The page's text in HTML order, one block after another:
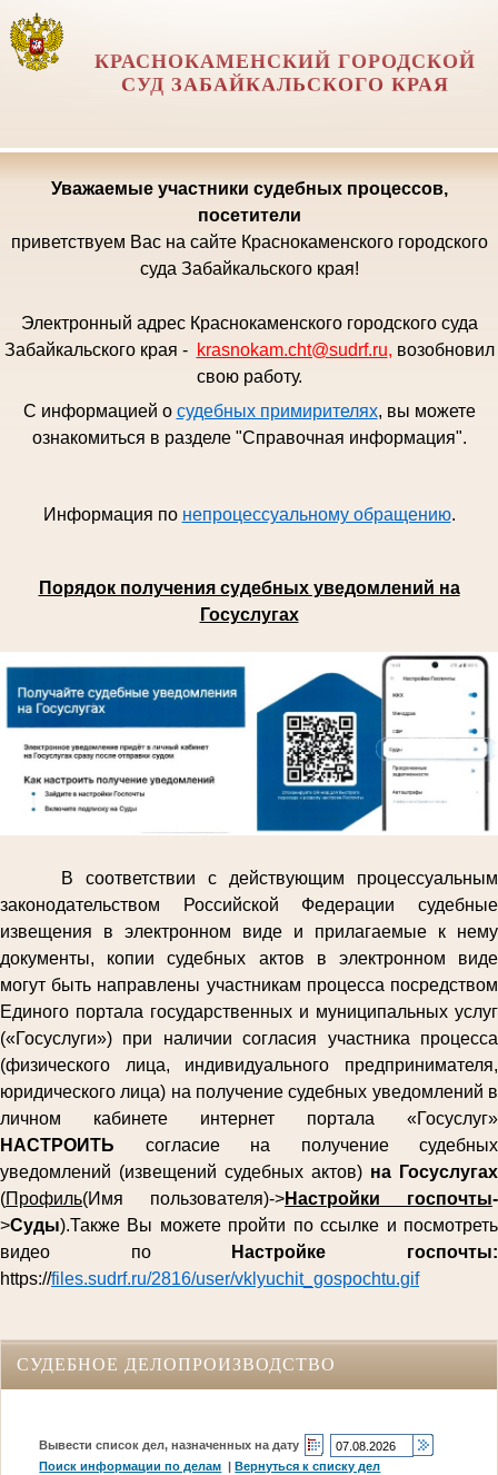
КРАСНОКАМЕНСКИЙ ГОРОДСКОЙ
СУД ЗАБАЙКАЛЬСКОГО КРАЯ
Уважаемые участники судебных процессов,
посетители
приветствуем Вас на сайте Краснокаменского городского
суда Забайкальского края!
Электронный адрес Краснокаменского городского суда
Забайкальского края - krasnokam.cht@sudrf.ru, возобновил
свою работу.
С информацией о судебных примирителях, вы можете
ознакомиться в разделе "Справочная информация".
Информация по непроцессуальному обращению.
Порядок получения судебных уведомлений на
Госуслугах
В соответствии с действующим процессуальным
законодательством Российской Федерации судебные
извещения в электронном виде и прилагаемые к нему
документы, копии судебных актов в электронном виде
могут быть направлены участникам процесса посредством
Единого портала государственных и муниципальных услуг
(«Госуслуги») при наличии согласия участника процесса
(физического лица, индивидуального предпринимателя,
юридического лица) на получение судебных уведомлений в
личном кабинете интернет портала «Госуслуг»
НАСТРОИТЬ согласие на получение судебных
уведомлений (извещений судебных актов) на Госуслугах
(Профиль(Имя пользователя)->Настройки госпочты-
>Суды).Также Вы можете пройти по ссылке и посмотреть
видео по
Настройке госпочты:
https://files.sudrf.ru/2816/user/vklyuchit_gospochtu.gif
СУДЕБНОЕ ДЕЛОПРОИЗВОДСТВО
Вывести список дел, назначенных на дату
Поиск информации по делам
Вернуться к списку дел